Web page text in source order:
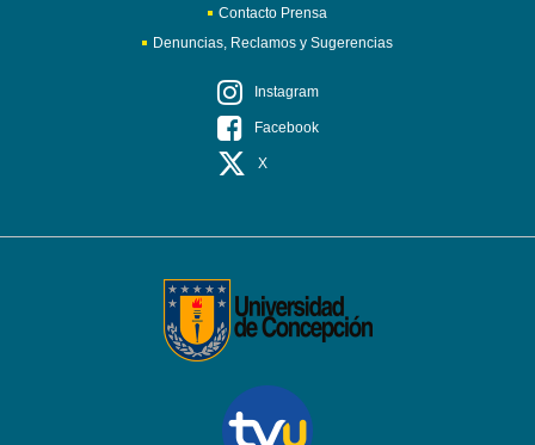
Contacto Prensa
Denuncias, Reclamos y Sugerencias
Instagram
Facebook
X